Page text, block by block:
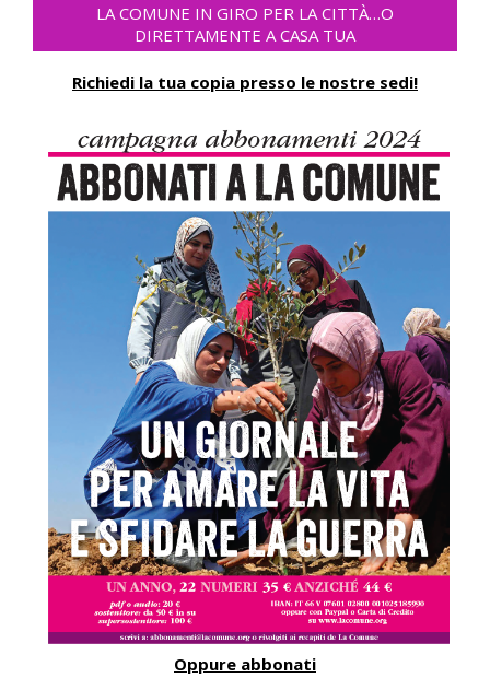
LA COMUNE IN GIRO PER LA CITTÀ…O
DIRETTAMENTE A CASA TUA
Richiedi la tua copia presso le nostre sedi!
Oppure abbonati